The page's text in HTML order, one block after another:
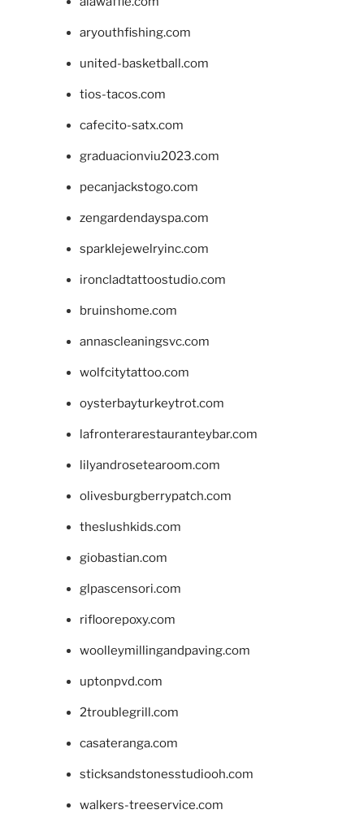
aryouthfishing.com
united-basketball.com
tios-tacos.com
cafecito-satx.com
graduacionviu2023.com
pecanjackstogo.com
zengardendayspa.com
sparklejewelryinc.com
ironcladtattoostudio.com
bruinshome.com
annascleaningsvc.com
wolfcitytattoo.com
oysterbayturkeytrot.com
lafronterarestauranteybar.com
lilyandrosetearoom.com
olivesburgberrypatch.com
theslushkids.com
giobastian.com
glpascensori.com
rifloorepoxy.com
woolleymillingandpaving.com
uptonpvd.com
2troublegrill.com
casateranga.com
sticksandstonesstudiooh.com
walkers-treeservice.com